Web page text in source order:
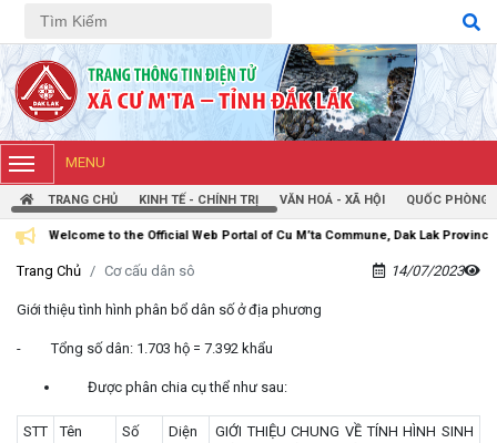
Tiếng Việt Tiếng Anh
MENU
TRANG CHỦ KINH TẾ - CHÍNH TRỊ VĂN HOÁ - XÃ HỘI QUỐC PHÒNG
the Official Web Portal of Cu M’ta Commune, Dak Lak Province
Trang Chủ Cơ cấu dân sô 14/07/2023
Giới thiệu tình hình phân bổ dân số ở địa phương
- Tổng số dân: 1.703 hộ = 7.392 khẩu
Được phân chia cụ thể như sau:
STT
Tên
Số
Diện
GIỚI THIỆU CHUNG VỀ TÍNH HÌNH SINH